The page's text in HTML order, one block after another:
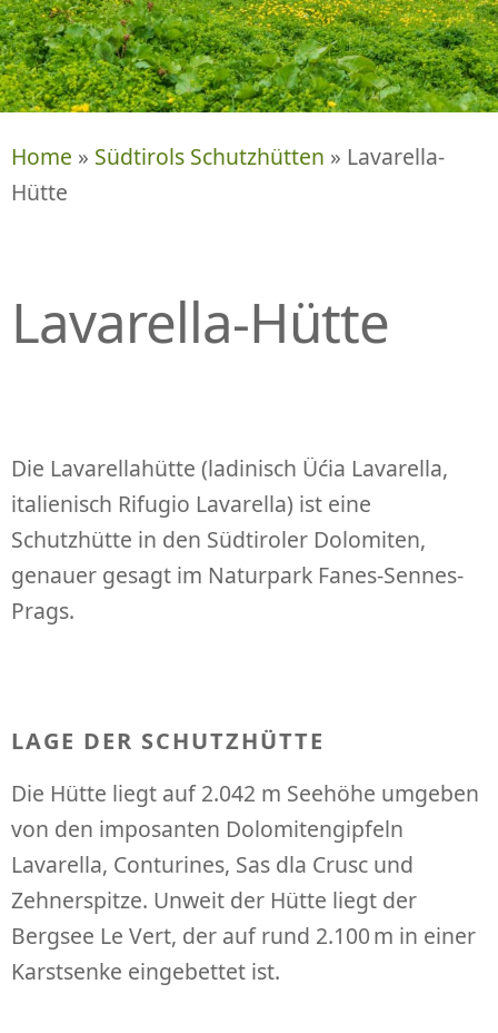
P
R
I
N
N
Home » Südtirols Schutzhütten » Lavarella-
Hütte
Lavarella-Hütte
Die Lavarellahütte (ladinisch Üćia Lavarella,
italienisch Rifugio Lavarella) ist eine
Schutzhütte in den Südtiroler Dolomiten,
genauer gesagt im Naturpark Fanes-Sennes-
Prags.
LAGE DER SCHUTZHÜTTE
Die Hütte liegt auf 2.042 m Seehöhe umgeben
von den imposanten Dolomitengipfeln
Lavarella, Conturines, Sas dla Crusc und
Zehnerspitze. Unweit der Hütte liegt der
Bergsee Le Vert, der auf rund 2.100 m in einer
Karstsenke eingebettet ist.